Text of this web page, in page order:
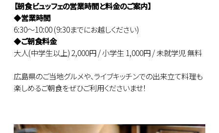
【朝食ビュッフェの営業時間と料金のご案内】
◆営業時間
6:30～10:00 (9:30までにお越しください)
◆ご朝食料金
大人(中学生以上) 2,000円 / 小学生 1,000円 / 未就学児 無料
広島県のご当地グルメや、ライブキッチンでの出来立て料理も
楽しめるご朝食をぜひご利用くださいませ！